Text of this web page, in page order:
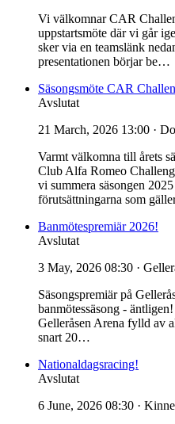
Vi välkomnar CAR
uppstartsmöte där vi går
sker via en teamslänk
presentationen börjar be…
Säsongsmöte CAR
Avslutat
21 March, 2026 13:00 ·
Varmt välkomna till årets
Club Alfa Romeo
vi summera säsongen
förutsättningarna som
Banmötespremiär 2026!
Avslutat
3 May, 2026 08:30 ·
Säsongspremiär på
banmötessäsong -
Gelleråsen Arena fylld av
snart 20…
Nationaldagsracing!
Avslutat
6 June, 2026 08:30 ·